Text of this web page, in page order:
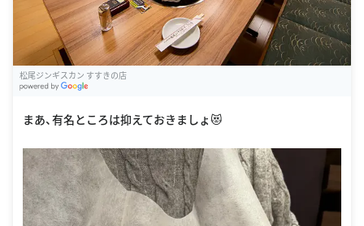
松尾ジンギスカン すすきの店
まあ、有名ところは抑えておきましょ😻